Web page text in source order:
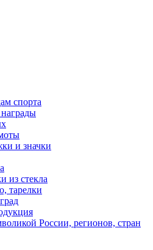
спорта
и значки
из стекла
тарелки
России, регионов, стран